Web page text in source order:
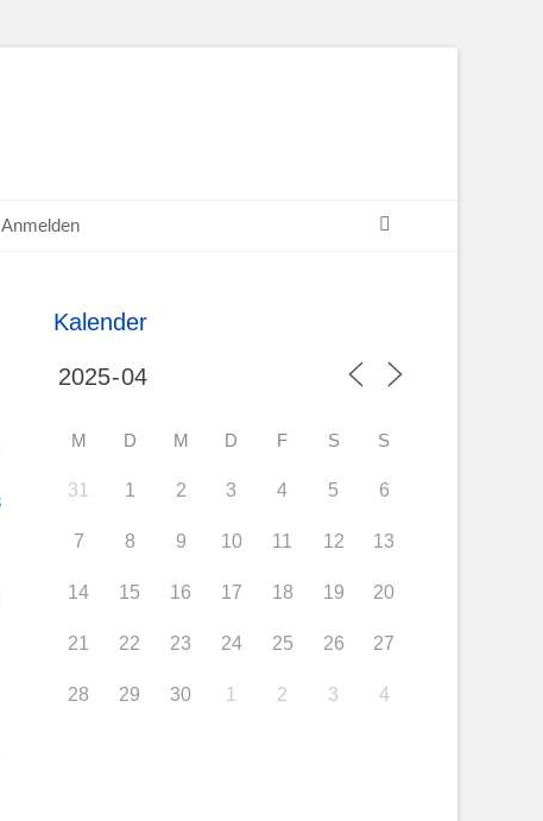
Anmelden
Kalender
M D M D F S S
31 1 2 3 4 5 6
7 8 9 10 11 12 13
14 15 16 17 18 19 20
21 22 23 24 25 26 27
28 29 30 1 2 3 4